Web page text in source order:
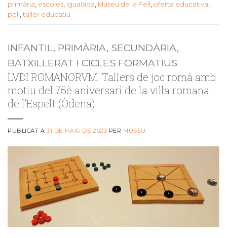
primària, escoles, Igualada, Museu de la Pell , oferta educativa,
pell , taller educatiu
INFANTIL, PRIMÀRIA, SECUNDÀRIA,
BATXILLERAT I CICLES FORMATIUS
LVDI ROMANORVM. Tallers de joc romà amb
motiu del 75è aniversari de la vil·la romana
de l’Espelt (Òdena)
PUBLICAT A31 DE MAIG DE 2023 PER MUSEU